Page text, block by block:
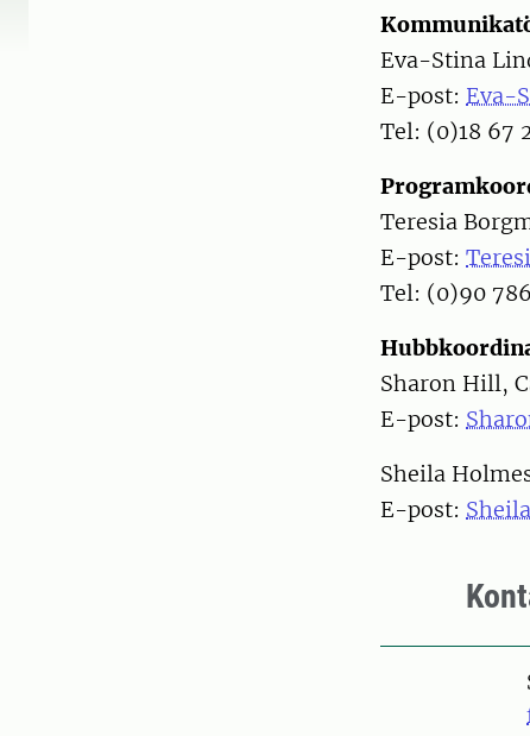
Eva-Stina
E-post: Eva-
Tel: (0)18 67
Teresia
E-post:
Tel: (0)90
Sharon Hill,
E-post:
Sheila
E-post: